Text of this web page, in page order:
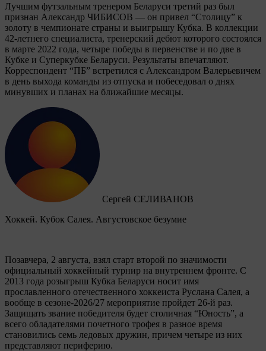
Лучшим футзальным тренером Беларуси третий раз был
признан Александр ЧИБИСОВ — он привел “Столицу” к
золоту в чемпионате страны и выигрышу Кубка. В коллекции
42-летнего специалиста, тренерский дебют которого состоялся
в марте 2022 года, четыре победы в первенстве и по две в
Кубке и Суперкубке Беларуси. Результаты впечатляют.
Корреспондент “ПБ” встретился с Александром Валерьевичем
в день выхода команды из отпуска и побеседовал о днях
минувших и планах на ближайшие месяцы.
Сергей СЕЛИВАНОВ
Хоккей. Кубок Салея. Августовское безумие
Позавчера, 2 августа, взял старт второй по значимости
официальный хоккейный турнир на внутреннем фронте. C
2013 года розыгрыш Кубка Беларуси носит имя
прославленного отечественного хоккеиста Руслана Салея, а
вообще в сезоне-2026/27 мероприятие пройдет 26-й раз.
Защищать звание победителя будет столичная “Юность”, а
всего обладателями почетного трофея в разное время
становились семь ледовых дружин, причем четыре из них
представляют периферию.